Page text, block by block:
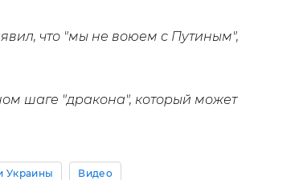
что "мы не воюем с Путиным",
шаге "дракона", который может
Украины Видео